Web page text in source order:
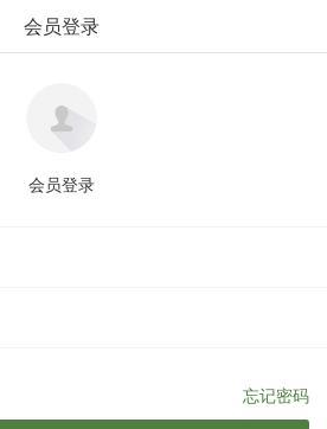
会员登录
会员登录
忘记密码